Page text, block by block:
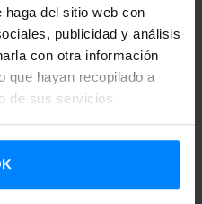
del sitio web con
publicidad y análisis
con otra información
que hayan recopilado a
de sus servicios.
universal sin
del pop. El grupo navarro
toque folclórico a través de
disco, titulado ´Zeinen
sonidos sintéticos con la